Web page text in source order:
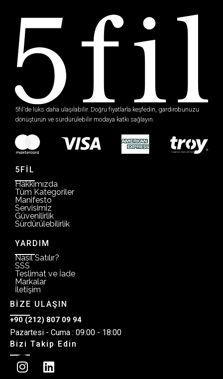
5fil’de lüks daha ulaşılabilir. Doğru fiyatlarla keşfedin, gardırobunuzu
dönüştürün ve sürdürülebilir modaya katkı sağlayın.
5FİL
Hakkımızda
Tüm Kategoriler
Manifesto
Servisimiz
Güvenilirlik
Sürdürülebilirlik
YARDIM
Nasıl Satılır?
SSS
Teslimat ve İade
Markalar
İletişim
BİZE ULAŞIN
+90 (212) 807 09 94
Pazartesi - Cuma : 09:00 - 18:00
Bizi Takip Edin